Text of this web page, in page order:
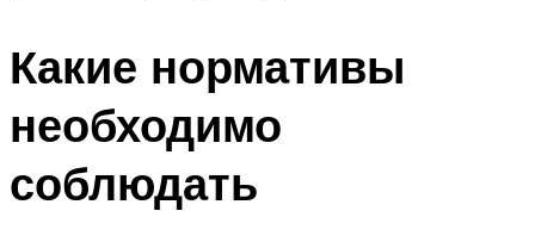
Какие нормативы
необходимо
соблюдать